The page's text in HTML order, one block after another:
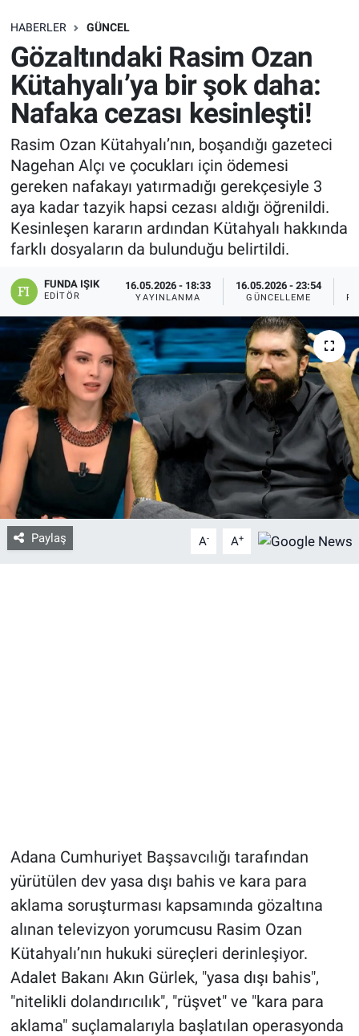
HABERLER GÜNCEL
Gözaltındaki Rasim Ozan
Kütahyalı’ya bir şok daha:
Nafaka cezası kesinleşti!
Rasim Ozan Kütahyalı’nın, boşandığı gazeteci
Nagehan Alçı ve çocukları için ödemesi
gereken nafakayı yatırmadığı gerekçesiyle 3
aya kadar tazyik hapsi cezası aldığı öğrenildi.
Kesinleşen kararın ardından Kütahyalı hakkında
farklı dosyaların da bulunduğu belirtildi.
FUNDA IŞIK
EDITÖR
16.05.2026 - 18:33
YAYINLANMA
16.05.2026 - 23:54
GÜNCELLEME
Paylaş A- A+
Adana Cumhuriyet Başsavcılığı tarafından
yürütülen dev yasa dışı bahis ve kara para
aklama soruşturması kapsamında gözaltına
alınan televizyon yorumcusu Rasim Ozan
Kütahyalı’nın hukuki süreçleri derinleşiyor.
Adalet Bakanı Akın Gürlek, "yasa dışı bahis",
"nitelikli dolandırıcılık", "rüşvet" ve "kara para
aklama" suçlamalarıyla başlatılan operasyonda
SAĞLIK
EKONOMİ
EĞİTİM
ÖZEL HABER
Keşfet
ASTROLOJİ
RESMİ İLANLAR
İLAN
Bize ulaşın
İletişim/Künye
Yaşam
Gözden Kaçmasın